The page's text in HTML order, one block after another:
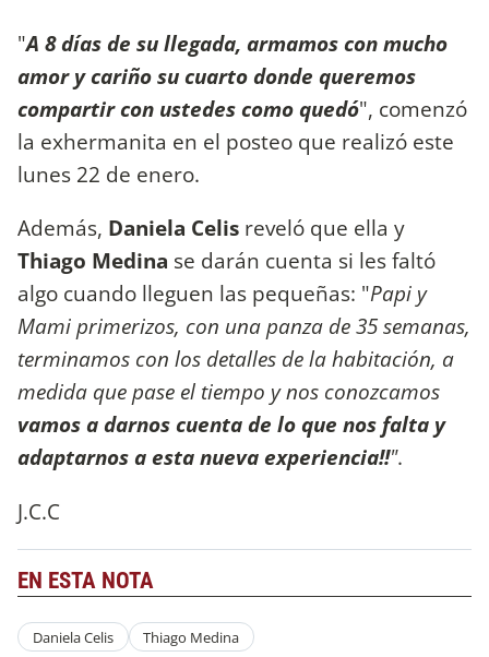
"A 8 días de su llegada, armamos con mucho
amor y cariño su cuarto donde queremos
compartir con ustedes como quedó", comenzó
la exhermanita en el posteo que realizó este
lunes 22 de enero.
Además, Daniela Celis reveló que ella y
Thiago Medina se darán cuenta si les faltó
algo cuando lleguen las pequeñas: "Papi y
Mami primerizos, con una panza de 35 semanas,
terminamos con los detalles de la habitación, a
medida que pase el tiempo y nos conozcamos
vamos a darnos cuenta de lo que nos falta y
adaptarnos a esta nueva experiencia!!".
J.C.C
EN ESTA NOTA
Daniela Celis Thiago Medina